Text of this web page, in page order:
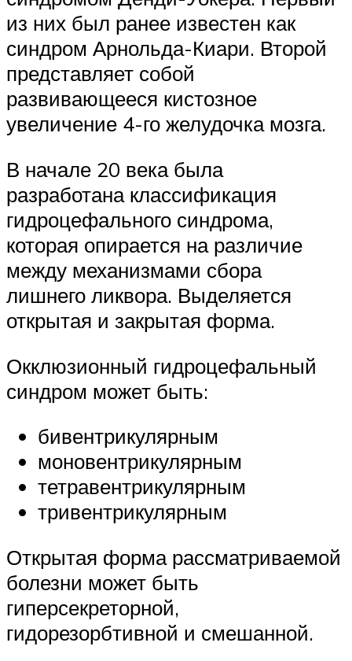
из них был ранее известен как
синдром Арнольда-Киари. Второй
представляет собой
развивающееся кистозное
увеличение 4-го желудочка мозга.
В начале 20 века была
разработана классификация
гидроцефального синдрома,
которая опирается на различие
между механизмами сбора
лишнего ликвора. Выделяется
открытая и закрытая форма.
Окклюзионный гидроцефальный
синдром может быть:
бивентрикулярным
моновентрикулярным
тетравентрикулярным
тривентрикулярным
Открытая форма рассматриваемой
болезни может быть
гиперсекреторной,
гидорезорбтивной и смешанной.